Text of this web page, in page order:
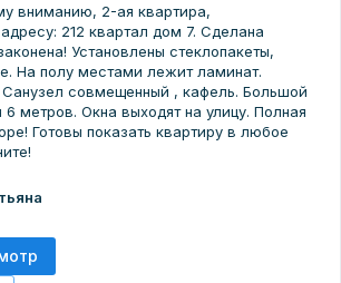
вниманию, 2-ая квартира,
212 квартал дом 7. Сделана
Установлены стеклопакеты,
На полу местами лежит ламинат.
Санузел совмещенный , кафель. Большой
метров. Окна выходят на улицу. Полная
Готовы показать квартиру в любое